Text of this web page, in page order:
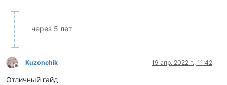
через 5 лет
Не в сети
Kuzonchik 19 апр. 2022 г., 11:42
Отличный гайд